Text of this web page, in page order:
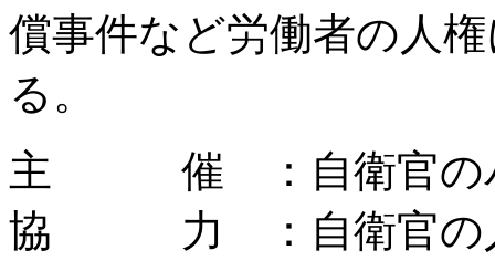
償事件など労働者の人
る。
主 催 ：自衛官のパ
協 力 ：自衛官の人